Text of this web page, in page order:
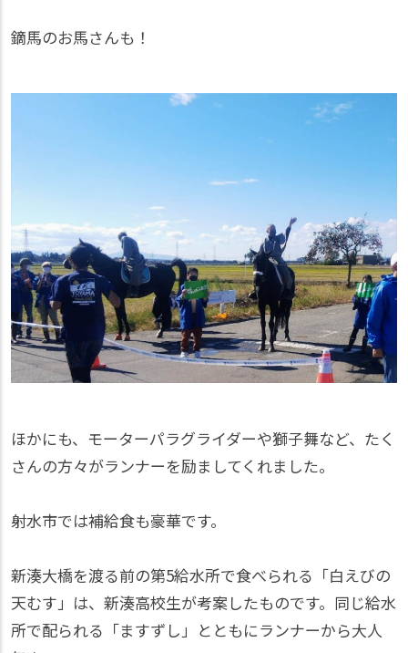
鏑馬のお馬さんも！
ほかにも、モーターパラグライダーや獅子舞など、たく
さんの方々がランナーを励ましてくれました。
射水市では補給食も豪華です。
新湊大橋を渡る前の第5給水所で食べられる「白えびの
天むす」は、新湊高校生が考案したものです。同じ給水
所で配られる「ますずし」とともにランナーから大人